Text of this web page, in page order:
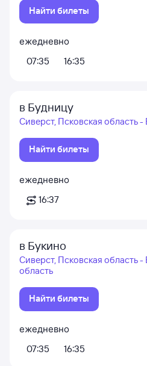
Найти билеты
ежедневно
07:35
16:35
в Будницу
Сиверст, Псковская область -
Найти билеты
ежедневно
16:37
в Букино
Сиверст, Псковская область -
область
Найти билеты
ежедневно
07:35
16:35